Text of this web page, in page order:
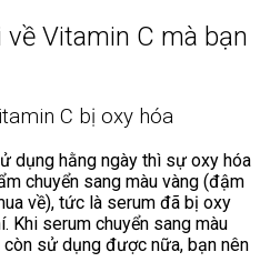
Vitamin C mà bạn
C bị oxy hóa
dụng hằng ngày thì sự oxy hóa
chuyển sang màu vàng (đậm
về), tức là serum đã bị oxy
Khi serum chuyển sang màu
còn sử dụng được nữa, bạn nên